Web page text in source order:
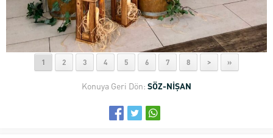
1 2 3 4 5 6 7 8 > »
Konuya Geri Dön: SÖZ-NİŞAN